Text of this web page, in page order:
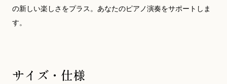
の新しい楽しさをプラス。あなたのピアノ演奏をサポートしま
す。
サイズ・仕様